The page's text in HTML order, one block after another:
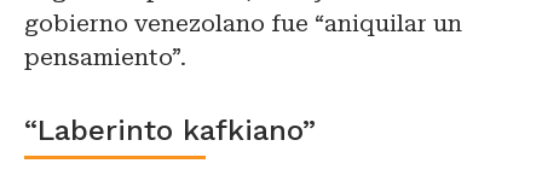
gobierno venezolano fue “aniquilar un
pensamiento”.
“Laberinto kafkiano”